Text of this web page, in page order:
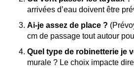
arrivées d’eau doivent être
Ai-je assez de place ?
cm de passage tout autour
Quel type de robinetterie je
murale ? Le choix impacte